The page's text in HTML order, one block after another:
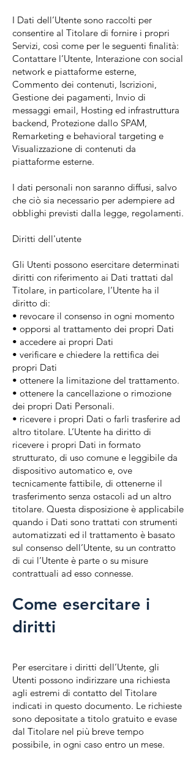
I Dati dell’Utente sono raccolti per
consentire al Titolare di fornire i propri
Servizi, così come per le seguenti finalità:
Contattare l’Utente, Interazione con social
network e piattaforme esterne,
Commento dei contenuti, Iscrizioni,
Gestione dei pagamenti, Invio di
messaggi email, Hosting ed infrastruttura
backend, Protezione dallo SPAM,
Remarketing e behavioral targeting e
Visualizzazione di contenuti da
piattaforme esterne.
I dati personali non saranno diffusi, salvo
che ciò sia necessario per adempiere ad
obblighi previsti dalla legge, regolamenti.
Diritti dell'utente
Gli Utenti possono esercitare determinati
diritti con riferimento ai Dati trattati dal
Titolare, in particolare, l’Utente ha il
diritto di:
• revocare il consenso in ogni momento
• opporsi al trattamento dei propri Dati
• accedere ai propri Dati
• verificare e chiedere la rettifica dei
propri Dati
• ottenere la limitazione del trattamento.
• ottenere la cancellazione o rimozione
dei propri Dati Personali.
• ricevere i propri Dati o farli trasferire ad
altro titolare. L’Utente ha diritto di
ricevere i propri Dati in formato
strutturato, di uso comune e leggibile da
dispositivo automatico e, ove
tecnicamente fattibile, di ottenerne il
trasferimento senza ostacoli ad un altro
titolare. Questa disposizione è applicabile
quando i Dati sono trattati con strumenti
automatizzati ed il trattamento è basato
sul consenso dell’Utente, su un contratto
di cui l’Utente è parte o su misure
contrattuali ad esso connesse.
Come esercitare i
diritti
Per esercitare i diritti dell’Utente, gli
Utenti possono indirizzare una richiesta
agli estremi di contatto del Titolare
indicati in questo documento. Le richieste
sono depositate a titolo gratuito e evase
dal Titolare nel più breve tempo
possibile, in ogni caso entro un mese.